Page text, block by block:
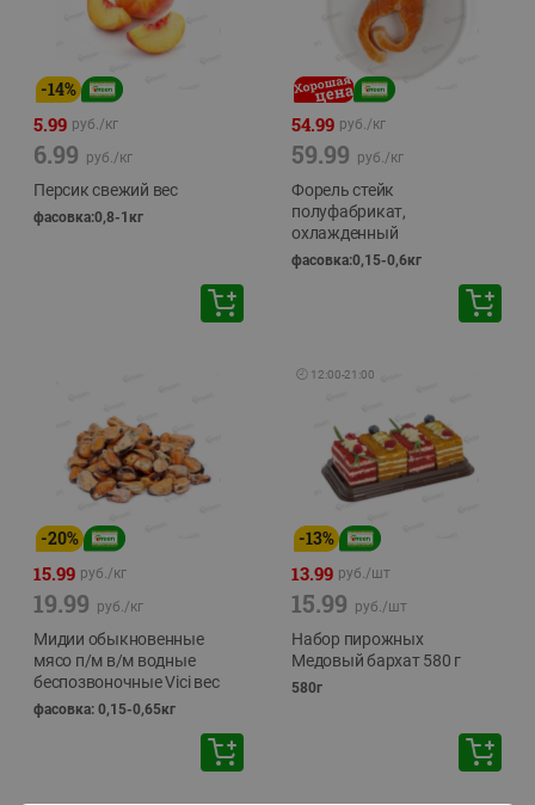
-14%
5.99 руб./кг
6.99 руб./кг
Персик свежий вес
фасовка:0,8-1кг
54.99 руб./кг
59.99 руб./кг
Форель стейк
полуфабрикат,
охлажденный
фасовка:0,15-0,6кг
-20%
15.99 руб./кг
19.99 руб./кг
Мидии обыкновенные
мясо п/м в/м водные
беспозвоночные Vici вес
фасовка: 0,15-0,65кг
🕘 12:00-21:00
-13%
13.99 руб./шт
15.99 руб./шт
Набор пирожных
Медовый бархат 580 г
580г